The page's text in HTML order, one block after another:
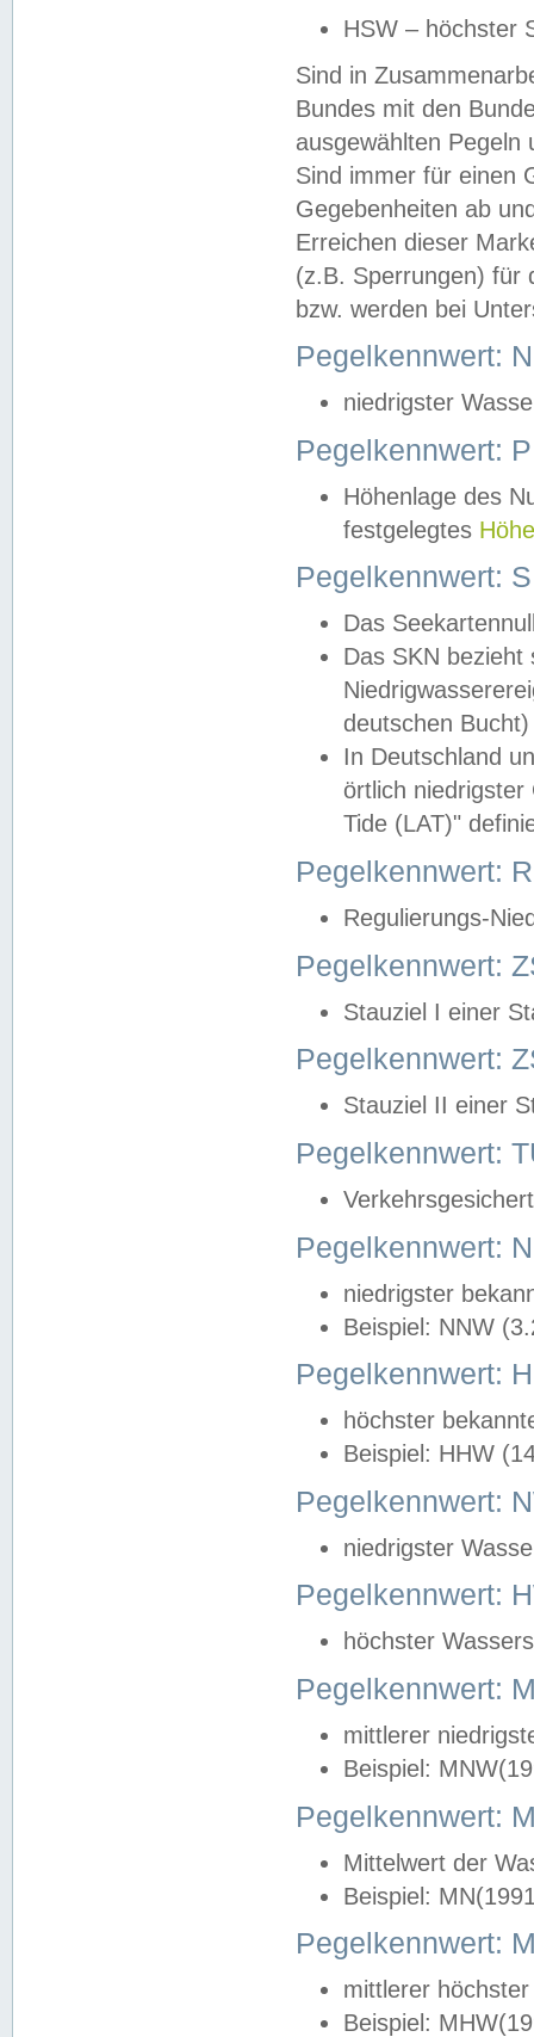
HSW – höchster
Sind in
Bundes mit den
ausgewählten
Sind immer für einen
Gegebenheiten ab
Erreichen dieser
(z.B. Sperrungen) für
bzw. werden bei
Pegelkennwert:
niedrigster
Pegelkennwert:
Höhenlage des
festgelegtes
Pegelkennwert:
Das
Das SKN
deutschen
In Deutschland
örtlich
Tide (LAT)"
Pegelkennwert:
Regulierungs-
Pegelkennwert:
Stauziel I einer
Pegelkennwert:
Stauziel II einer
Pegelkennwert:
Pegelkennwert:
niedrigster
Beispiel: NNW
Pegelkennwert:
höchster
Beispiel: HHW
Pegelkennwert:
niedrigster
Pegelkennwert:
höchster
Pegelkennwert:
mittlerer
Beispiel:
Pegelkennwert:
Mittelwert der
Beispiel:
Pegelkennwert:
mittlerer
Beispiel: